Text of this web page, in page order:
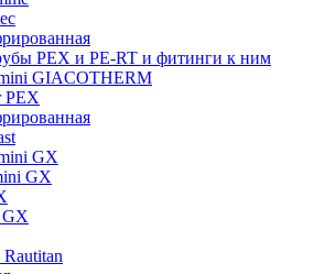
PEX и PE-RT и фитинги к ним
GIACOTHERM
PEX
GX
GX